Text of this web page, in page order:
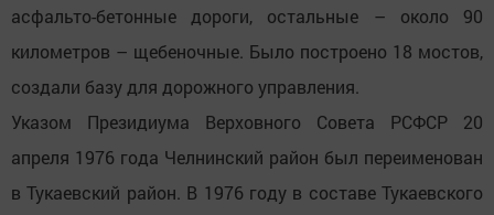
асфальто-бетонные дороги, остальные – около 90
километров – щебеночные. Было построено 18 мостов,
создали базу для дорожного управления.
Указом Президиума Верховного Совета РСФСР 20
апреля 1976 года Челнинский район был переименован
в Тукаевский район. В 1976 году в составе Тукаевского